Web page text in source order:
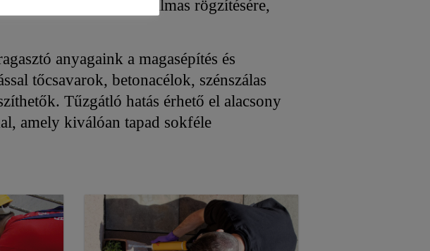
burkolólapok rugalmas rögzítésére,
anyagaink a magasépítés és
tőcsavarok, betonacélok, szénszálas
Tűzgátló hatás érhető el alacsony
amely kiválóan tapad sokféle